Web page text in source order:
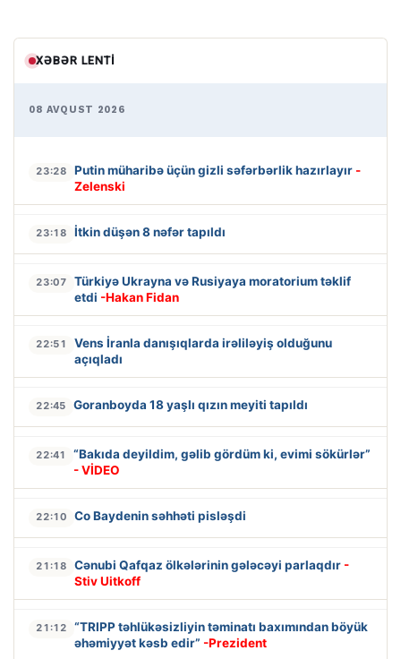
XƏBƏR LENTI
08 AVQUST 2026
23:28 Putin müharibə üçün gizli səfərbərlik hazırlayır -
Zelenski
23:18 İtkin düşən 8 nəfər tapıldı
23:07
Türkiyə Ukrayna və Rusiyaya moratorium təklif
etdi -Hakan Fidan
22:51
Vens İranla danışıqlarda irəliləyiş olduğunu
açıqladı
22:45 Goranboyda 18 yaşlı qızın meyiti tapıldı
22:41
“Bakıda deyildim, gəlib gördüm ki, evimi sökürlər”
- VİDEO
22:10 Co Baydenin səhhəti pisləşdi
21:18 Cənubi Qafqaz ölkələrinin gələcəyi parlaqdır -
Stiv Uitkoff
21:12
“TRIPP təhlükəsizliyin təminatı baxımından böyük
əhəmiyyət kəsb edir” -Prezident